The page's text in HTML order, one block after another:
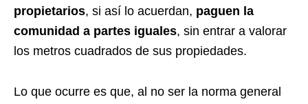
propietarios, si así lo acuerdan, paguen la
comunidad a partes iguales, sin entrar a valorar
los metros cuadrados de sus propiedades.
Lo que ocurre es que, al no ser la norma general